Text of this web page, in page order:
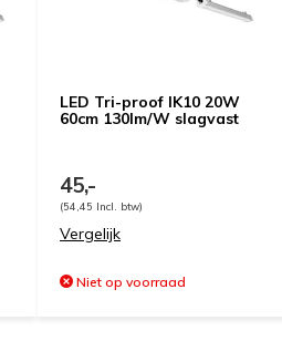
LED Tri-proof IK10 20W
60cm 130lm/W slagvast
45,-
(54,45 Incl. btw)
Vergelijk
Niet op voorraad